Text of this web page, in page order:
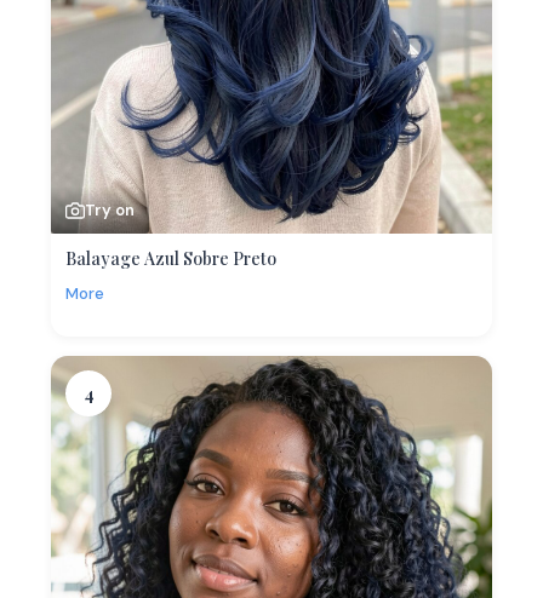
Try on
Balayage Azul Sobre Preto
More
4